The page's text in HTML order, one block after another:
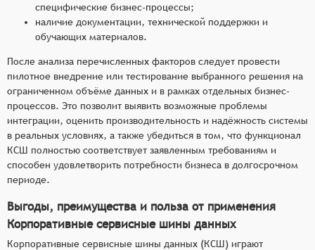
специфические бизнес-процессы;
наличие документации, технической поддержки и
обучающих материалов.
После анализа перечисленных факторов следует провести
пилотное внедрение или тестирование выбранного решения на
ограниченном объёме данных и в рамках отдельных бизнес-
процессов. Это позволит выявить возможные проблемы
интеграции, оценить производительность и надёжность системы
в реальных условиях, а также убедиться в том, что функционал
КСШ полностью соответствует заявленным требованиям и
способен удовлетворить потребности бизнеса в долгосрочном
периоде.
Выгоды, преимущества и польза от применения
Корпоративные сервисные шины данных
Корпоративные сервисные шины данных (КСШ) играют